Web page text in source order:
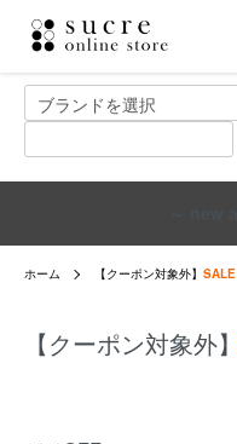
ホーム 【クーポン対象外】 SALE
【クーポン対象外】